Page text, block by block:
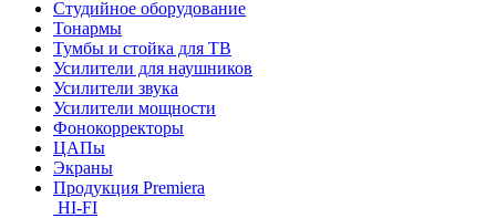
Студийное оборудование
Тонармы
Тумбы и стойка для ТВ
Усилители для наушников
Усилители звука
Усилители мощности
Фонокорректоры
ЦАПы
Экраны
Продукция Premiera
HI-FI